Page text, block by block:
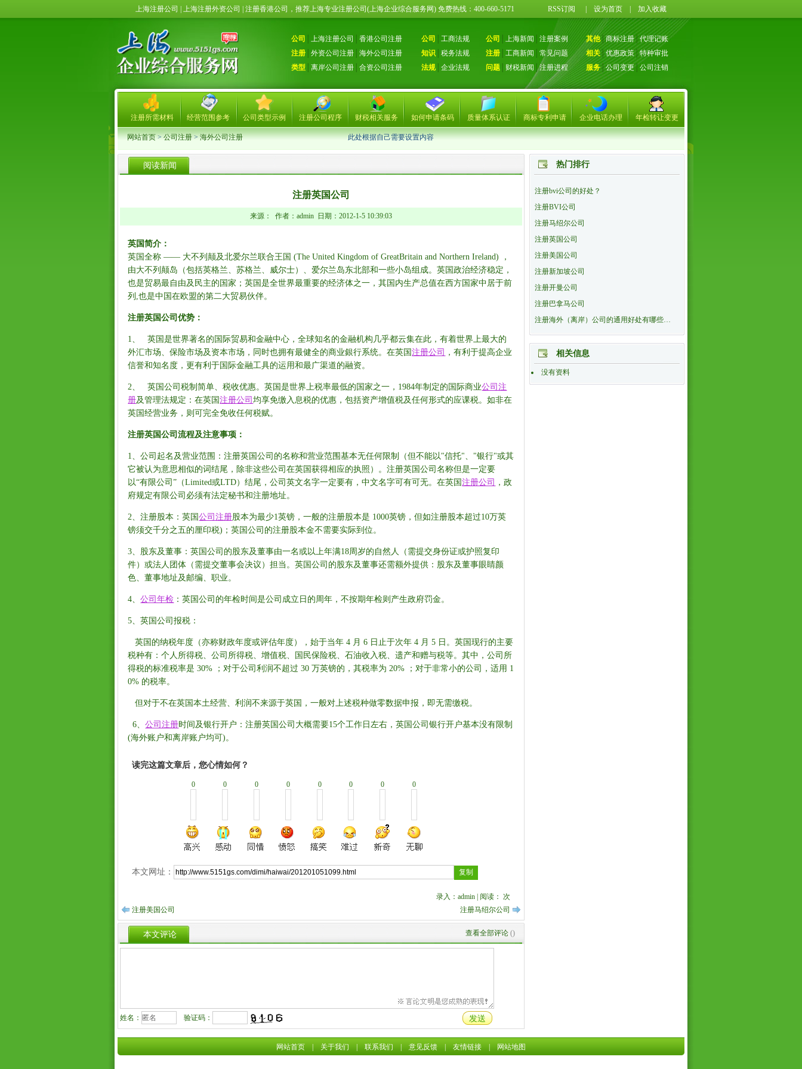
上海注册公司 | 上海注册外资公司 | 注册香港公司，推荐上海专业注册公司(上海企业综合服务网) 免费热线：400-660-5171 RSS订阅 设为首页 加入收藏
公司 上海注册公司
香港公司注册
注册
外资公司注册
海外公司注册
类型
离岸公司注册 合资公司注册
公司
工商法规
知识
税务法规
法规│ 企业法规
公司 上海新闻
注册案例
注册
工商新闻
常见问题
问题
财税新闻 │注册进程
其他│商标注册│代理记账
相关│优惠政策│特种审批
服务│公司变更│ 公司注销
注册所需材料 经营范围参考 公司类型示例 注册公司程序 财税相关服务 如何申请条码 质量体系认证 商标专利申请 企业电话办理 年检转让变更
网站首页>公司注册>海外公司注册 此处根据自己需要设置内容
阅读新闻
注册英国公司
来源： 作者：admin 日期：2012-1-5 10:39:03
英国简介：
英国全称 —— 大不列颠及北爱尔兰联合王国 (The United Kingdom of GreatBritain and Northern Ireland) ，
由大不列颠岛（包括英格兰、苏格兰、威尔士）、爱尔兰岛东北部和一些小岛组成。英国政治经济稳定，
也是贸易最自由及民主的国家；英国是全世界最重要的经济体之一，其国内生产总值在西方国家中居于前
列,也是中国在欧盟的第二大贸易伙伴。
注册英国公司优势：
1、 英国是世界著名的国际贸易和金融中心，全球知名的金融机构几乎都云集在此，有着世界上最大的
外汇市场、保险市场及资本市场，同时也拥有最健全的商业銀行系统。在英国注册公司
，有利于提高企业
信誉和知名度，更有利于国际金融工具的运用和最广渠道的融资。
2、 英国公司税制简单、税收优惠。英国是世界上税率最低的国家之一，1984年制定的国际商业公司注
册及管理法规定：在英国注册公司均享免缴入息税的优惠，包括资产增值税及任何形式的应课税。如非在
英国经营业务，则可完全免收任何税赋。
注册英国公司流程及注意事项：
1、公司起名及营业范围：注册英国公司的名称和营业范围基本无任何限制（但不能以"信托"、"银行"或其
它被认为意思相似的词结尾，除非这些公司在英国获得相应的执照）。注册英国公司名称但是一定要
以“有限公司”（Limited或LTD）结尾，公司英文名字一定要有，中文名字可有可无。在英国注册公司
，政
府规定有限公司必须有法定秘书和注册地址。
2、注册股本：英国公司注册股本为最少1英镑，一般的注册股本是 1000英镑，但如注册股本超过10万英
镑须交千分之五的厘印税)；英国公司的注册股本金不需要实际到位。
3、股东及董事：英国公司的股东及董事由一名或以上年满18周岁的自然人（需提交身份证或护照复印
件）或法人团体（需提交董事会决议）担当。英国公司的股东及董事还需额外提供：股东及董事眼睛颜
色、董事地址及邮编、职业。
4、公司年检 ：英国公司的年检时间是公司成立日的周年，不按期年检则产生政府罚金。
5、英国公司报税：
英国的纳税年度（亦称财政年度或评估年度），始于当年 4 月 6 日止于次年 4 月 5 日。英国现行的主要
税种有：个人所得税、公司所得税、增值税、国民保险税、石油收入税、遗产和赠与税等。其中，公司所
得税的标准税率是 30% ；对于公司利润不超过 30 万英镑的，其税率为 20% ；对于非常小的公司，适用 1
0% 的税率。
但对于不在英国本土经营、利润不来源于英国，一般对上述税种做零数据申报，即无需缴税。
6、公司注册时间及银行开户：注册英国公司大概需要15个工作日左右，英国公司银行开户基本没有限制
(海外账户和离岸账户均可)。
读完这篇文章后，您心情如何？
0 0 0 0 0 0 0 0
本文网址：
录入：admin | 阅读：
次
注册美国公司
注册马绍尔公司
本文评论 查看全部评论 ()
姓名： 验证码：
热门排行
注册bvi公司的好处？
注册BVI公司
注册马绍尔公司
注册英国公司
注册美国公司
注册新加坡公司
注册开曼公司
注册巴拿马公司
注册海外（离岸）公司的通用好处有哪些…
相关信息
没有资料
网站首页 关于我们 联系我们 意见反馈 友情链接 网站地图